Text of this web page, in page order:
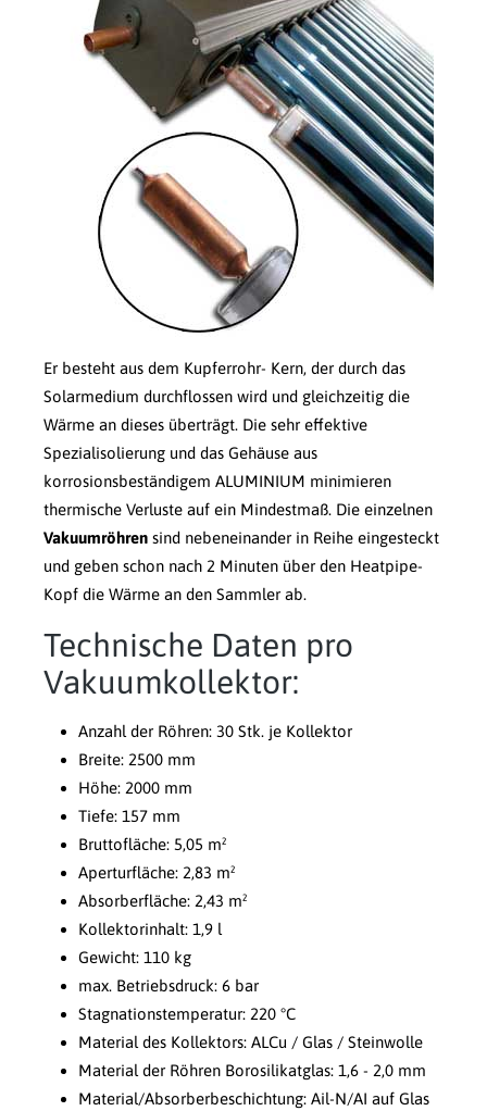
Er besteht aus dem Kupferrohr- Kern, der durch das
Solarmedium durchflossen wird und gleichzeitig die
Wärme an dieses überträgt. Die sehr effektive
Spezialisolierung und das Gehäuse aus
korrosionsbeständigem ALUMINIUM minimieren
thermische Verluste auf ein Mindestmaß. Die einzelnen
Vakuumröhren sind nebeneinander in Reihe eingesteckt
und geben schon nach 2 Minuten über den Heatpipe-
Kopf die Wärme an den Sammler ab.
Technische Daten pro
Vakuumkollektor:
Anzahl der Röhren: 30 Stk. je Kollektor
Breite: 2500 mm
Höhe: 2000 mm
Tiefe: 157 mm
Bruttofläche: 5,05 m²
Aperturfläche: 2,83 m²
Absorberfläche: 2,43 m²
Kollektorinhalt: 1,9 l
Gewicht: 110 kg
max. Betriebsdruck: 6 bar
Stagnationstemperatur: 220 °C
Material des Kollektors: ALCu / Glas / Steinwolle
Material der Röhren Borosilikatglas: 1,6 - 2,0 mm
Material/Absorberbeschichtung: Ail-N/AI auf Glas